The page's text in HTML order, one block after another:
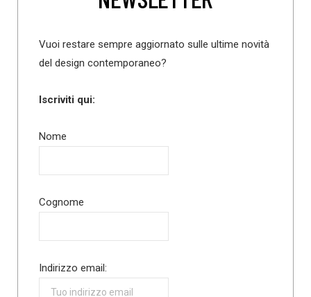
Vuoi restare sempre aggiornato sulle ultime novità
del design contemporaneo?
Iscriviti qui:
Nome
Cognome
Indirizzo email: